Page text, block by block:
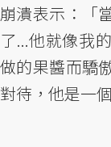
崩潰表示：「
了...他就像我
做的果醬而驕
對待，他是一